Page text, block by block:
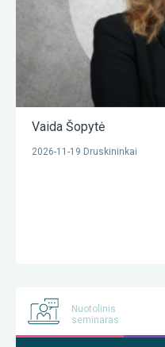
Vaida Šopytė
2026-11-19 Druskininkai
Nuotolinis
seminaras